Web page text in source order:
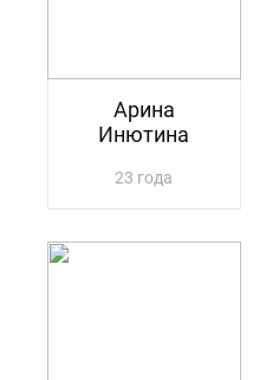
Арина
Инютина
23 года